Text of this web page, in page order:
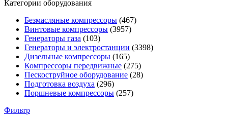
Категории оборудования
Безмасляные компрессоры (467)
Винтовые компрессоры (3957)
Генераторы газа (103)
Генераторы и электростанции (3398)
Дизельные компрессоры (165)
Компрессоры передвижные (275)
Пескоструйное оборудование (28)
Подготовка воздуха (296)
Поршневые компрессоры (257)
Фильтр